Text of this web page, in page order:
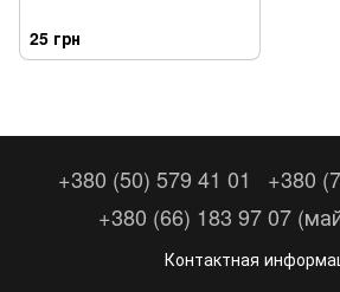
25 грн
+380 (50) 579 41 01
+380
+380 (66) 183 97 07
Контактная